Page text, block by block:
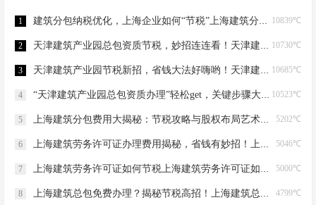
10839℃
1 建筑分包纳税优化，上海企业如何“节税”上海建筑分包纳税优化
10730℃
2 天津建筑产业园总包资质节税，妙招连连看！天津建筑产业园总包资质节税优化
10685℃
3 天津建筑产业园节税新招，省钱大法好嗨哟！天津建筑产业园总包资质节税优化
10523℃
4 “天津建筑产业园总包资质办理”轻松get，关键步骤大揭秘！天津建筑产业园总包资质办理
5202℃
5 上海建筑分包费用大揭秘：节税攻略与股权布局艺术上海建筑分包有什么费用
5046℃
6 上海建筑劳务许可证办理费用揭秘，省钱有妙招！上海建筑劳务许可证办理费用是多少
5000℃
7 上海建筑劳务许可证如何节税上海建筑劳务许可证如何节税
4799℃
8 上海建筑总包免费办理？揭秘节税高招！上海建筑总包免费办理吗？